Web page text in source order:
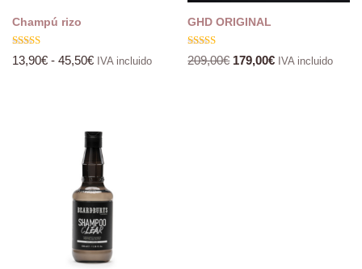
Champú rizo
Valorado
con
13,90€ - 45,50€ IVA incluido
GHD ORIGINAL
Valorado
con
209,00€ 179,00€ IVA incluido